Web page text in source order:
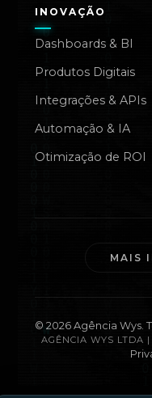
INOVAÇÃO
Dashboards & BI
Produtos Digitais
Integrações & APIs
Automação & IA
Otimização de ROI
MAIS
© 2026Agência Wys.
AGÊNCIA WYS LTDA